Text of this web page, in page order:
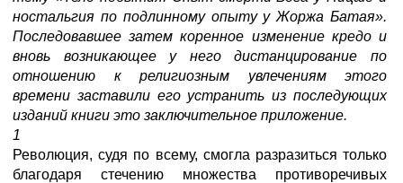
ностальгия по подлинному опыту у Жоржа Батая».
Последовавшее затем коренное изменение кредо и
вновь возникающее у него дистанцирование по
отношению к религиозным увлечениям этого
времени заставили его устранить из последующих
изданий книги это заключительное приложение.
1
Революция, судя по всему, смогла разразиться только
благодаря стечению множества противоречивых